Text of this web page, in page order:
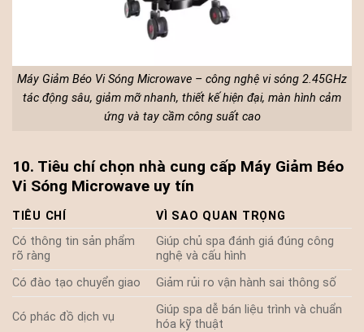
Máy Giảm Béo Vi Sóng Microwave – công nghệ vi sóng 2.45GHz
tác động sâu, giảm mỡ nhanh, thiết kế hiện đại, màn hình cảm
ứng và tay cầm công suất cao
10. Tiêu chí chọn nhà cung cấp Máy Giảm Béo
Vi Sóng Microwave uy tín
TIÊU CHÍ
VÌ SAO QUAN TRỌNG
Có thông tin sản phẩm
rõ ràng
Giúp chủ spa đánh giá đúng công
nghệ và cấu hình
Có đào tạo chuyển giao
Giảm rủi ro vận hành sai thông số
Có phác đồ dịch vụ
Giúp spa dễ bán liệu trình và chuẩn
hóa kỹ thuật